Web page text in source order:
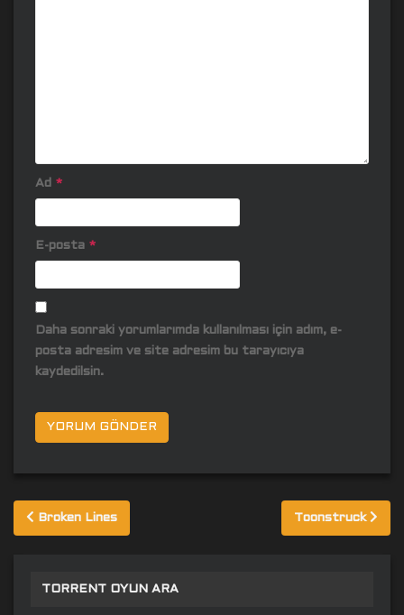
Ad *
E-posta *
Daha sonraki yorumlarımda kullanılması için adım, e-
posta adresim ve site adresim bu tarayıcıya
kaydedilsin.
Yazı
gezinmesi
Broken Lines Toonstruck
TORRENT OYUN ARA